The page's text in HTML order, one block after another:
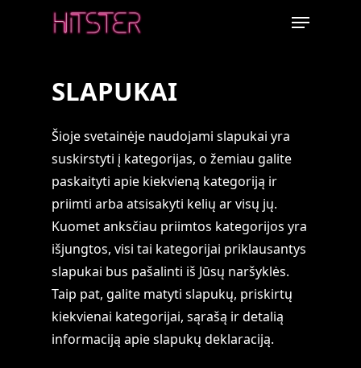
Menu
SLAPUKAI
Šioje svetainėje naudojami slapukai yra
suskirstyti į kategorijas, o žemiau galite
paskaityti apie kiekvieną kategoriją ir
priimti arba atsisakyti kelių ar visų jų.
Kuomet anksčiau priimtos kategorijos yra
išjungtos, visi tai kategorijai priklausantys
slapukai bus pašalinti iš Jūsų naršyklės.
Taip pat, galite matyti slapukų, priskirtų
kiekvienai kategorijai, sąrašą ir detalią
informaciją apie slapukų deklaraciją.